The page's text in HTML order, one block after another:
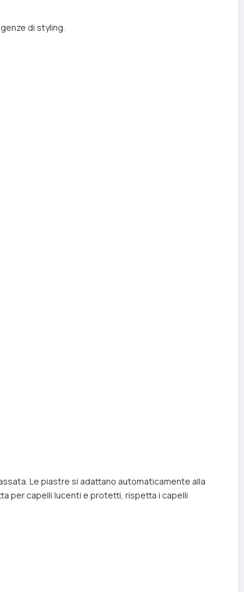
di styling.
Le piastre si adattano automaticamente alla
per capelli lucenti e protetti, rispetta i capelli